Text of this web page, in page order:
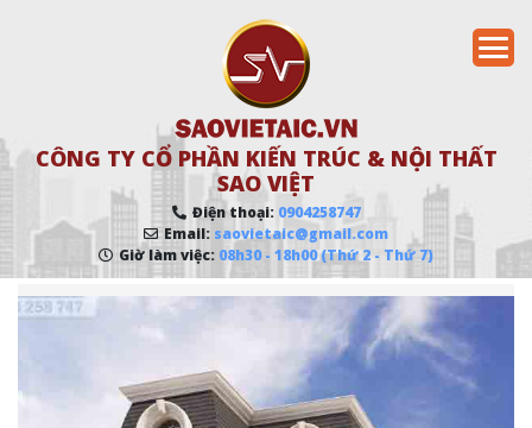
CÔNG TY CỔ PHẦN KIẾN TRÚC & NỘI THẤT
SAO VIỆT
Điện thoại: 0904258747
Email: saovietaic@gmail.com
Giờ làm việc: 08h30 - 18h00 (Thứ 2 - Thứ 7)